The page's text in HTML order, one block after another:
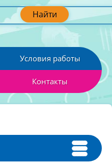
Найти
Условия работы
Контакты